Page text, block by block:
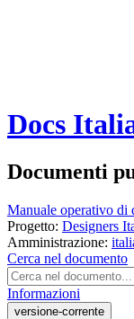
Docs
Documenti
Manuale operativo di
Progetto: Designers
Amministrazione:
Cerca nel documento
Informazioni
versione-corrente